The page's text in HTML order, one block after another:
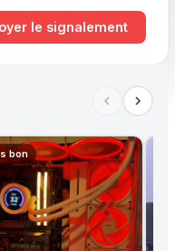
le signalement
bon